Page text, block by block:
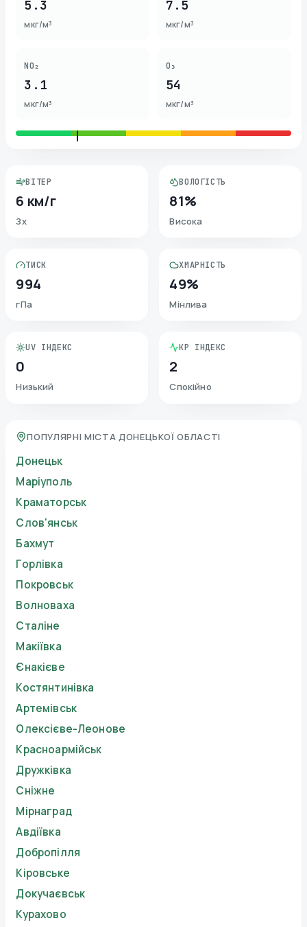
5.3
мкг/м³
7.5
мкг/м³
NO₂
3.1
мкг/м³
O₃
54
мкг/м³
ВІТЕР
6 км/г
Зх
ВОЛОГІСТЬ
81%
Висока
ТИСК
994
гПа
ХМАРНІСТЬ
49%
Мінлива
UV ІНДЕКС
0
Низький
KP ІНДЕКС
2
Спокійно
ПОПУЛЯРНІ МІСТА ДОНЕЦЬКОЇ ОБЛАСТІ
Донецьк
Маріуполь
Краматорськ
Слов'янськ
Бахмут
Горлівка
Покровськ
Волноваха
Сталіне
Макіївка
Єнакієве
Костянтинівка
Артемівськ
Олексієве-Леонове
Красноармійськ
Дружківка
Сніжне
Мірнаград
Авдіївка
Добропілля
Кіровське
Докучаєвськ
Курахово